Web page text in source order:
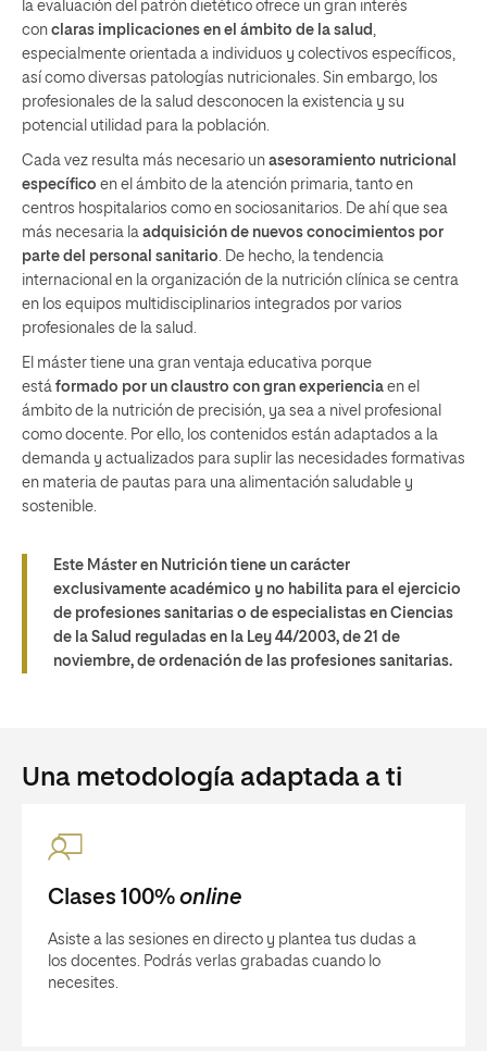
la evaluación del patrón dietético ofrece un gran interés
con claras implicaciones en el ámbito de la salud,
especialmente orientada a individuos y colectivos específicos,
así como diversas patologías nutricionales. Sin embargo, los
profesionales de la salud desconocen la existencia y su
potencial utilidad para la población.
Cada vez resulta más necesario un asesoramiento nutricional
específico en el ámbito de la atención primaria, tanto en
centros hospitalarios como en sociosanitarios. De ahí que sea
más necesaria la adquisición de nuevos conocimientos por
parte del personal sanitario. De hecho, la tendencia
internacional en la organización de la nutrición clínica se centra
en los equipos multidisciplinarios integrados por varios
profesionales de la salud.
El máster tiene una gran ventaja educativa porque
está formado por un claustro con gran experiencia en el
ámbito de la nutrición de precisión, ya sea a nivel profesional
como docente. Por ello, los contenidos están adaptados a la
demanda y actualizados para suplir las necesidades formativas
en materia de pautas para una alimentación saludable y
sostenible.
Este Máster en Nutrición tiene un carácter
exclusivamente académico y no habilita para el ejercicio
de profesiones sanitarias o de especialistas en Ciencias
de la Salud reguladas en la Ley 44/2003, de 21 de
noviembre, de ordenación de las profesiones sanitarias.
Una metodología adaptada a ti
Clases 100% online
Asiste a las sesiones en directo y plantea tus dudas a
los docentes. Podrás verlas grabadas cuando lo
necesites.